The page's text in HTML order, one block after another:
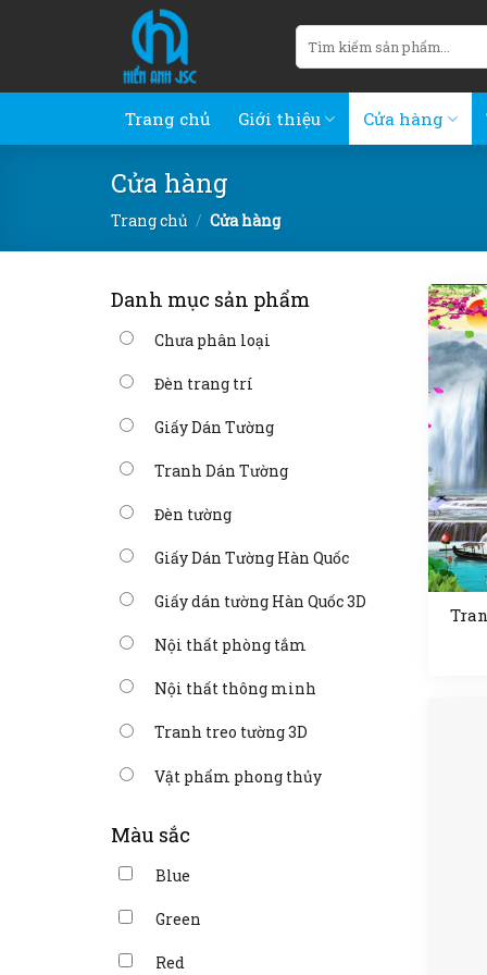
Tìm
kiếm:
Trang chủ Giới thiệu Cửa hàng
Cửa hàng
Trang chủ / Cửa hàng
Danh mục sản phẩm
Chưa phân loại
Đèn trang trí
Giấy Dán Tường
Tranh Dán Tường
Đèn tường
Giấy Dán Tường Hàn Quốc
Giấy dán tường Hàn Quốc 3D
Nội thất phòng tắm
Nội thất thông minh
Tranh treo tường 3D
Vật phẩm phong thủy
Màu sắc
Blue
Green
Red